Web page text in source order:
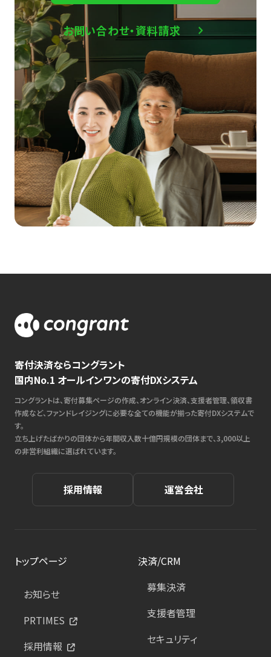
お問い合わせ・資料請求
寄付決済ならコングラント
国内No.1 オールインワンの寄付DXシステム
コングラントは、寄付募集ページの作成、オンライン決済、支援者管理、領収書
作成など、ファンドレイジングに必要な全ての機能が揃った寄付DXシステムで
す。
立ち上げたばかりの団体から年間収入数十億円規模の団体まで、3,000以上
の非営利組織に選ばれています。
採用情報 運営会社
トップページ
お知らせ
PRTIMES
採用情報
決済/CRM
募集決済
支援者管理
セキュリティ